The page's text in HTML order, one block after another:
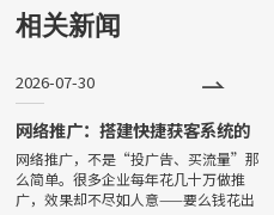
然人、法人或者其他组织的商品
括文字、图形、字母、数字、三
维标志、颜色 组合和声音等，以
及上述要素的组合，均可以作为
商
相关新闻
2026-07-30
网络推广：搭建快捷获客系统的
完整策略
网络推广，不是“投广告、买流量”那
么简单。很多企业每年花几十万做推
广，效果却不尽如人意——要么钱花出